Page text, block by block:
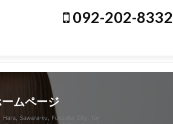
092-202-8332
ムページ